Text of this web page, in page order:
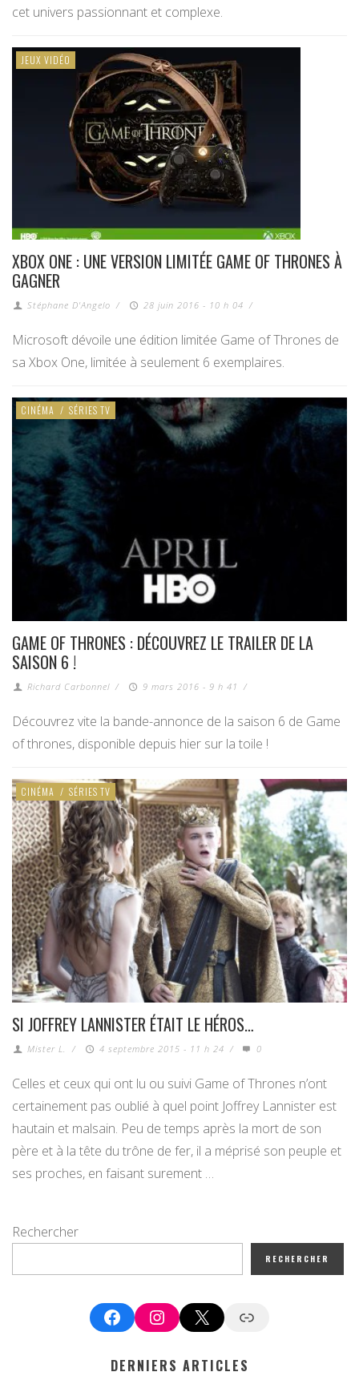
cet univers passionnant et complexe.
JEUX VIDÉO
XBOX ONE : UNE VERSION LIMITÉE GAME OF THRONES À
GAGNER
Stéphane D'Angelo / 28 juin 2016 - 10 h 04 /
Microsoft dévoile une édition limitée Game of Thrones de
sa Xbox One, limitée à seulement 6 exemplaires.
CINÉMA / SÉRIES TV
GAME OF THRONES : DÉCOUVREZ LE TRAILER DE LA
SAISON 6 !
Richard Carbonnel / 9 mars 2016 - 9 h 41 /
Découvrez vite la bande-annonce de la saison 6 de Game
of thrones, disponible depuis hier sur la toile !
CINÉMA / SÉRIES TV
SI JOFFREY LANNISTER ÉTAIT LE HÉROS…
Mister L. / 4 septembre 2015 - 11 h 24 / 0
Celles et ceux qui ont lu ou suivi Game of Thrones n’ont
certainement pas oublié à quel point Joffrey Lannister est
hautain et malsain. Peu de temps après la mort de son
père et à la tête du trône de fer, il a méprisé son peuple et
ses proches, en faisant surement …
Rechercher
RECHERCHER
FacebookInstagram
X Google News
DERNIERS ARTICLES